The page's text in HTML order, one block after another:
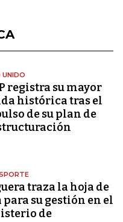
UNIDO
registra su mayor
histórica tras el
de su plan de
traza la hoja de
para su gestión en el
de